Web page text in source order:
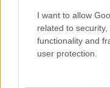
I want to allow
related to
functionality and
user protection.